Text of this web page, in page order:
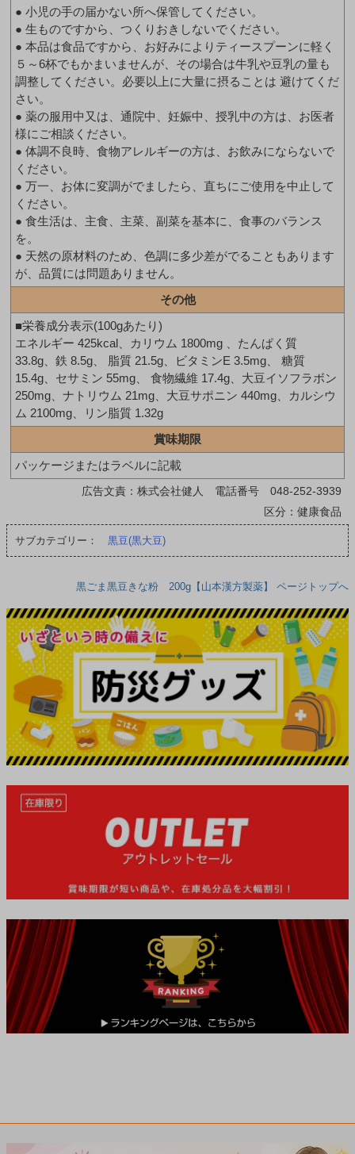
● 小児の手の届かない所へ保管してください。
● 生ものですから、つくりおきしないでください。
● 本品は食品ですから、お好みによりティースプーンに軽く
５～6杯でもかまいませんが、その場合は牛乳や豆乳の量も
調整してください。必要以上に大量に摂ることは 避けてくだ
さい。
● 薬の服用中又は、通院中、妊娠中、授乳中の方は、お医者
様にご相談ください。
● 体調不良時、食物アレルギーの方は、お飲みにならないで
ください。
● 万一、お体に変調がでましたら、直ちにご使用を中止して
ください。
● 食生活は、主食、主菜、副菜を基本に、食事のバランス
を。
● 天然の原材料のため、色調に多少差がでることもあります
が、品質には問題ありません。
その他
■栄養成分表示(100gあたり)
エネルギー 425kcal、カリウム 1800mg 、たんぱく質
33.8g、鉄 8.5g、 脂質 21.5g、ビタミンE 3.5mg、 糖質
15.4g、セサミン 55mg、 食物繊維 17.4g、大豆イソフラボン
250mg、ナトリウム 21mg、大豆サポニン 440mg、カルシウ
ム 2100mg、リン脂質 1.32g
賞味期限
パッケージまたはラベルに記載
広告文責：株式会社健人 電話番号 048-252-3939
区分：健康食品
サブカテゴリー： 黒豆(黒大豆)
黒ごま黒豆きな粉 200g【山本漢方製薬】 ページトップへ